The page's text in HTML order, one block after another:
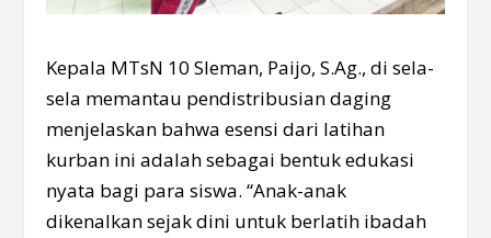
Kepala MTsN 10 Sleman, Paijo, S.Ag., di sela-
sela memantau pendistribusian daging
menjelaskan bahwa esensi dari latihan
kurban ini adalah sebagai bentuk edukasi
nyata bagi para siswa. “Anak-anak
dikenalkan sejak dini untuk berlatih ibadah